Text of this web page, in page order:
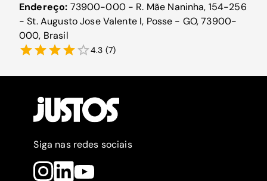
Endereço: 73900-000 - R. Mãe Naninha, 154-256
- St. Augusto Jose Valente I, Posse - GO, 73900-
000, Brasil
4.3 (7)
Siga nas redes sociais